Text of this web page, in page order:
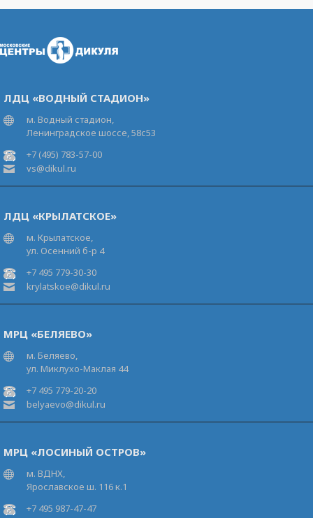
ЛДЦ «ВОДНЫЙ СТАДИОН»
м. Водный стадион,
Ленинградское шоссе, 58с53
+7 (495) 783-57-00
vs@dikul.ru
ЛДЦ «КРЫЛАТСКОЕ»
м. Крылатское,
ул. Осенний б-р 4
+7 495 779-30-30
krylatskoe@dikul.ru
МРЦ «БЕЛЯЕВО»
м. Беляево,
ул. Миклухо-Маклая 44
+7 495 779-20-20
belyaevo@dikul.ru
МРЦ «ЛОСИНЫЙ ОСТРОВ»
м. ВДНХ,
Ярославское ш. 116 к.1
+7 495 987-47-47